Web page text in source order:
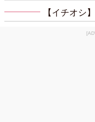
【イチオシ